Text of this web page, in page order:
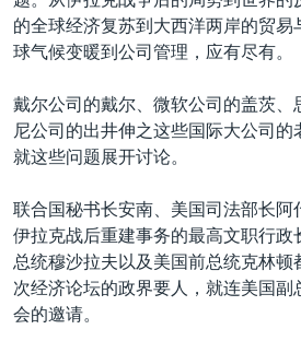
的全球经济复苏到大西洋两岸的贸易
球气候变暖到公司管理，应有尽有。
戴尔公司的戴尔、微软公司的盖茨、
尼公司的出井伸之这些国际大公司的
就这些问题展开讨论。
联合国秘书长安南、美国司法部长阿
伊拉克战后重建事务的最高文职行政
总统穆沙拉夫以及美国前总统克林顿
次经济论坛的政界要人，就连美国副
会的邀请。